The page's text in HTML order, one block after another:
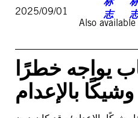
2025/09/01
Also available
يواجه خطرًا
وشيكًا بالإعدام